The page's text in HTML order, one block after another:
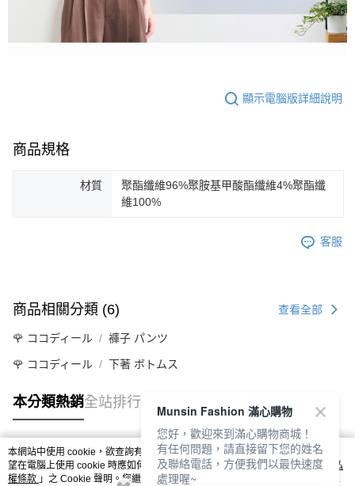
顯示電腦版詳細說明
商品規格
材質
聚酯纖維96%聚胺基甲酸酯纖維4%聚酯纖
維100%
客服
商品相關分類 (6) 查看全部
🌹 ココディール 褲子 パンツ
🌹 ココディール 下著 ボトムス
本分類熱銷全站排行
熱門標籤
本網站中使用 cookie，欲查詢有關本網站使用 cookie 方式之詳情，及若您不希
望在電腦上使用 cookie 時應如何變更電腦的 cookie 設定，請參閱本網站「
隱私
權條款 」之 Cookie 聲明。您繼續使用本網站即表示您同意本公司得按本網站使
Munsin Fashion 滿心購物
您好，歡迎來到滿心購物商城！
有任何問題，請直接留下您的姓名
及聯絡電話，方便我們以最快速度
處理喔~